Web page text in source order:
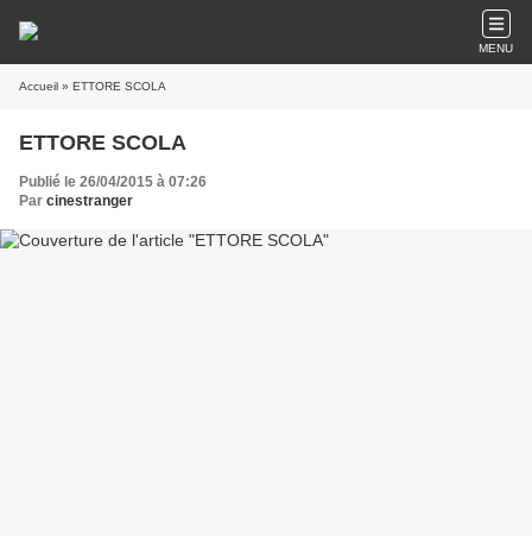
MENU
Accueil » ETTORE SCOLA
ETTORE SCOLA
Publié le 26/04/2015 à 07:26
Par cinestranger